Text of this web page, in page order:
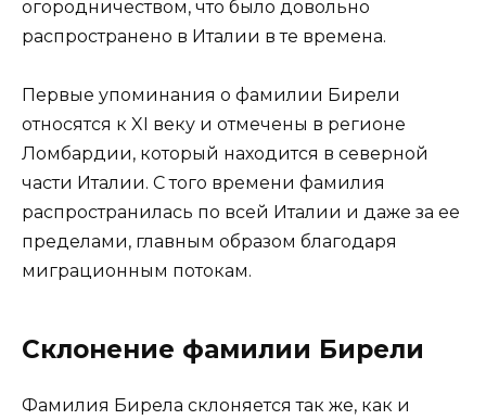
огородничеством, что было довольно
распространено в Италии в те времена.
Первые упоминания о фамилии Бирели
относятся к XI веку и отмечены в регионе
Ломбардии, который находится в северной
части Италии. С того времени фамилия
распространилась по всей Италии и даже за ее
пределами, главным образом благодаря
миграционным потокам.
Склонение фамилии Бирели
Фамилия Бирела склоняется так же, как и